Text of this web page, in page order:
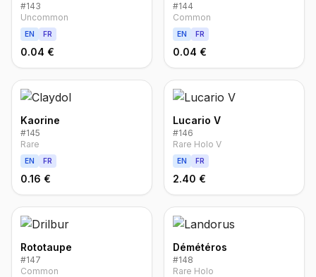
#143
Uncommon
EN FR
0.04 €
#144
Common
EN FR
0.04 €
Kaorine
#145
Rare
EN FR
0.16 €
Lucario V
#146
Rare Holo V
EN FR
2.40 €
Rototaupe
#147
Common
Démétéros
#148
Rare Holo